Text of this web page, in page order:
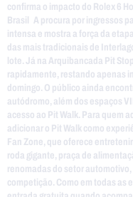
confirma o impacto do Rolex 6
Brasil A procura por ingressos
intensa e mostra a força da
das mais tradicionais de
lote. Já na Arquibancada Pit
rapidamente, restando apenas
domingo. O público ainda
autódromo, além dos espaços
acesso ao Pit Walk. Para quem
adicionar o Pit Walk como
Fan Zone, que oferece
roda gigante, praça de
renomadas do setor
competição. Como em todas as